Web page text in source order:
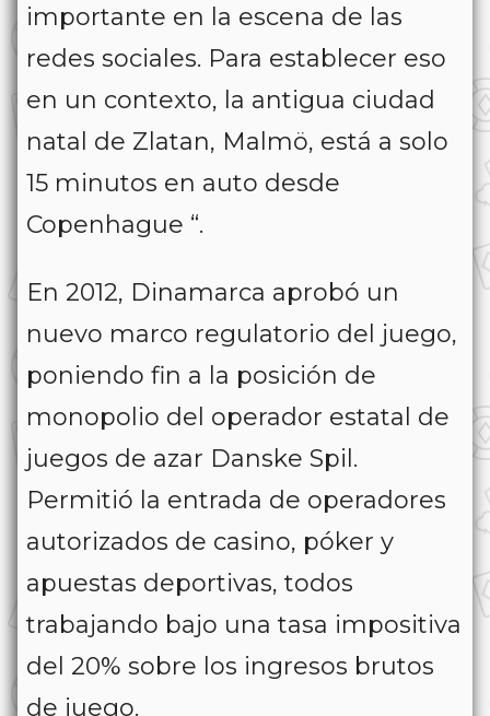
importante en la escena de las
redes sociales. Para establecer eso
en un contexto, la antigua ciudad
natal de Zlatan, Malmö, está a solo
15 minutos en auto desde
Copenhague “.
En 2012, Dinamarca aprobó un
nuevo marco regulatorio del juego,
poniendo fin a la posición de
monopolio del operador estatal de
juegos de azar Danske Spil.
Permitió la entrada de operadores
autorizados de casino, póker y
apuestas deportivas, todos
trabajando bajo una tasa impositiva
del 20% sobre los ingresos brutos
de juego.